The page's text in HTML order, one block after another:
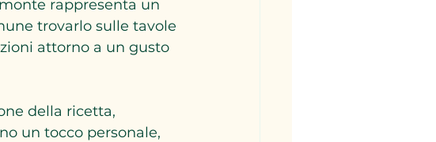
rappresenta un
trovarlo sulle tavole
attorno a un gusto
della ricetta,
un tocco personale,